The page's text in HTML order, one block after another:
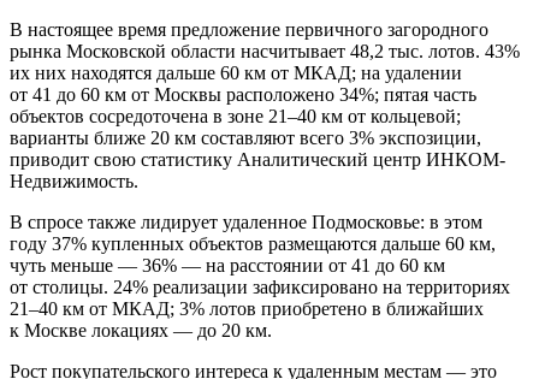
В настоящее время предложение первичного загородного
рынка Московской области насчитывает 48,2 тыс. лотов. 43%
их них находятся дальше 60 км от МКАД; на удалении
от 41 до 60 км от Москвы расположено 34%; пятая часть
объектов сосредоточена в зоне 21–40 км от кольцевой;
варианты ближе 20 км составляют всего 3% экспозиции,
приводит свою статистику Аналитический центр ИНКОМ-
Недвижимость.
В спросе также лидирует удаленное Подмосковье: в этом
году 37% купленных объектов размещаются дальше 60 км,
чуть меньше — 36% — на расстоянии от 41 до 60 км
от столицы. 24% реализации зафиксировано на территориях
21–40 км от МКАД; 3% лотов приобретено в ближайших
к Москве локациях — до 20 км.
Рост покупательского интереса к удаленным местам — это